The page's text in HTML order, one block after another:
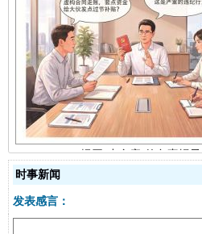
揭开“小金库”的免责幌子
时事新闻
发表感言：